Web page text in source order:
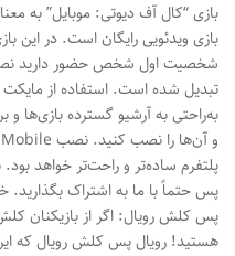
بازی “کال آف دیوتی: موبایل” به
بازی ویدئویی رایگان است. در این
شخصیت اول شخص حضور دارید
تبدیل شده است. استفاده از
به‌راحتی به آرشیو گسترده بازی‌ها و
پلتفرم ساده‌تر و راحت‌تر خواهد
پس حتماً با ما به اشتراک
پس کلش رویال: اگر از بازیکنان
هستید! رویال پس کلش رویال که